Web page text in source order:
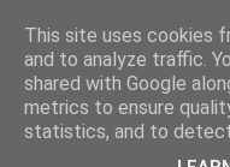
This site uses cookies
and to analyze traffic.
shared with Google
metrics to ensure
statistics, and to detect